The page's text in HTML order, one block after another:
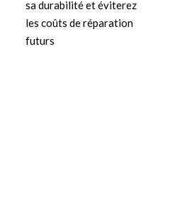
sa durabilité et éviterez
les coûts de réparation
futurs